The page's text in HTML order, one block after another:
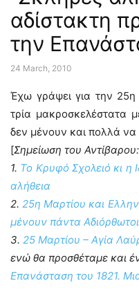
αδίστακτη
την
24 March, 2010
Έχω γράψει για την
τρία μακροσκελέστατα
δεν μένουν και πολλά
[Σημείωση του Αντίβαρου:
1. Το Κρυφό Σχολειό κι η
αλήθεια
2.25η Μαρτίου και
μένουν πάντα Αδιόρθωτοι
3. 25 Μαρτίου – Αγία
ενώ θα προσθέταμε και
Επανάσταση του 1821.